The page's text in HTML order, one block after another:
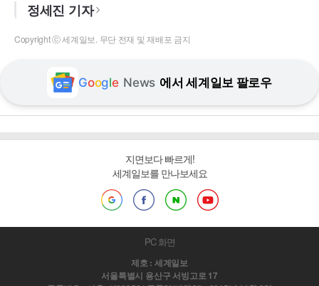
정세진 기자
Copyright ⓒ 세계일보. 무단 전재 및 재배포 금지
Google News 에서 세계일보 팔로우
지면보다 빠르게!
세계일보를 만나보세요
PC 화면
제호 : 세계일보
서울특별시 용산구 서빙고로 17